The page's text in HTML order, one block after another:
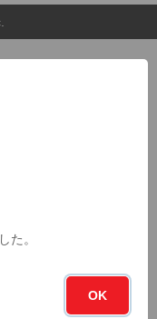
た。
OK